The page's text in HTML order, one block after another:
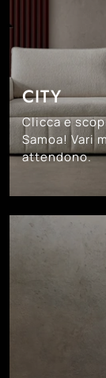
CITY
Clicca e
Samoa! Vari
attendono.